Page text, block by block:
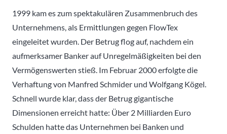
1999 kam es zum spektakulären Zusammenbruch des
Unternehmens, als Ermittlungen gegen FlowTex
eingeleitet wurden. Der Betrug flog auf, nachdem ein
aufmerksamer Banker auf Unregelmäßigkeiten bei den
Vermögenswerten stieß. Im Februar 2000 erfolgte die
Verhaftung von Manfred Schmider und Wolfgang Kögel.
Schnell wurde klar, dass der Betrug gigantische
Dimensionen erreicht hatte: Über 2 Milliarden Euro
Schulden hatte das Unternehmen bei Banken und